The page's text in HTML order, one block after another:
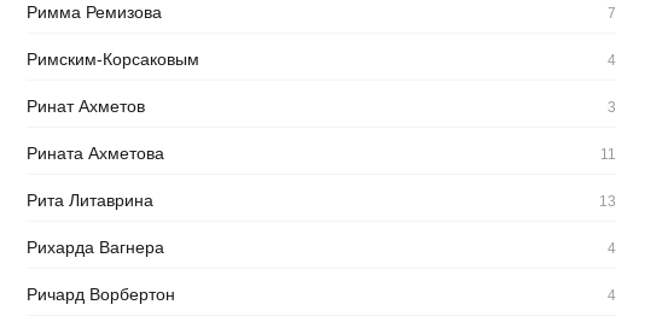
Римма Ремизова 7
Римским-Корсаковым 4
Ринат Ахметов 3
Рината Ахметова 11
Рита Литаврина 13
Рихарда Вагнера 4
Ричард Ворбертон 4